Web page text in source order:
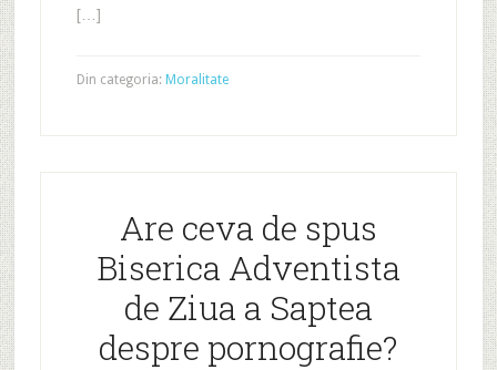
[…]
Din categoria: Moralitate
Are ceva de spus
Biserica Adventista
de Ziua a Saptea
despre pornografie?